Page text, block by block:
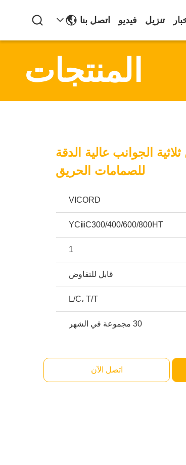
تنزيل فيديو اتصل بنا
المنتجات
الجوانب عالية الدقة
للصمامات الحريق
VICORD
YCⅲC300/400/600/800HT
1
قابل للتفاوض
L/C، T/T
30 مجموعة في الشهر
اتصل الآن